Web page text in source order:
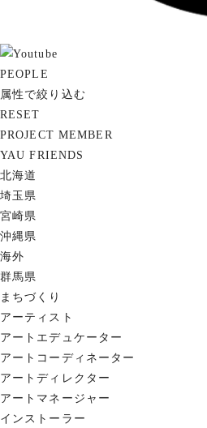
PEOPLE
属性で絞り込む
RESET
PROJECT MEMBER
YAU FRIENDS
北海道
埼玉県
宮崎県
沖縄県
海外
群馬県
まちづくり
アーティスト
アートエデュケーター
アートコーディネーター
アートディレクター
アートマネージャー
インストーラー